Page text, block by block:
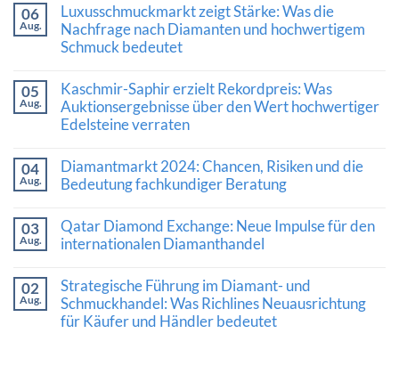
06
Aug.
Luxusschmuckmarkt zeigt Stärke: Was die
Nachfrage nach Diamanten und hochwertigem
Schmuck bedeutet
zu
Luxusschmuckmarkt
zeigt
Stärke:
Nachfrage
nach
Diamanten
Schmuck
bedeutet
05
Aug.
Kaschmir-Saphir erzielt Rekordpreis: Was
Auktionsergebnisse über den Wert hochwertiger
Edelsteine verraten
zu
Kaschmir-
Saphir
Rekordpreis:
Was
Auktionsergebnisse
Wert
hochwertiger
Edelsteine
verraten
04
Aug.
Diamantmarkt 2024: Chancen, Risiken und die
Bedeutung fachkundiger Beratung
zu
Diamantmarkt
2024:
Risiken
und
die
Bedeutung
fachkundiger
03
Aug.
Qatar Diamond Exchange: Neue Impulse für den
internationalen Diamanthandel
zu
Qatar
Diamond
Exchange:
02
Aug.
Strategische Führung im Diamant- und
Schmuckhandel: Was Richlines Neuausrichtung
für Käufer und Händler bedeutet